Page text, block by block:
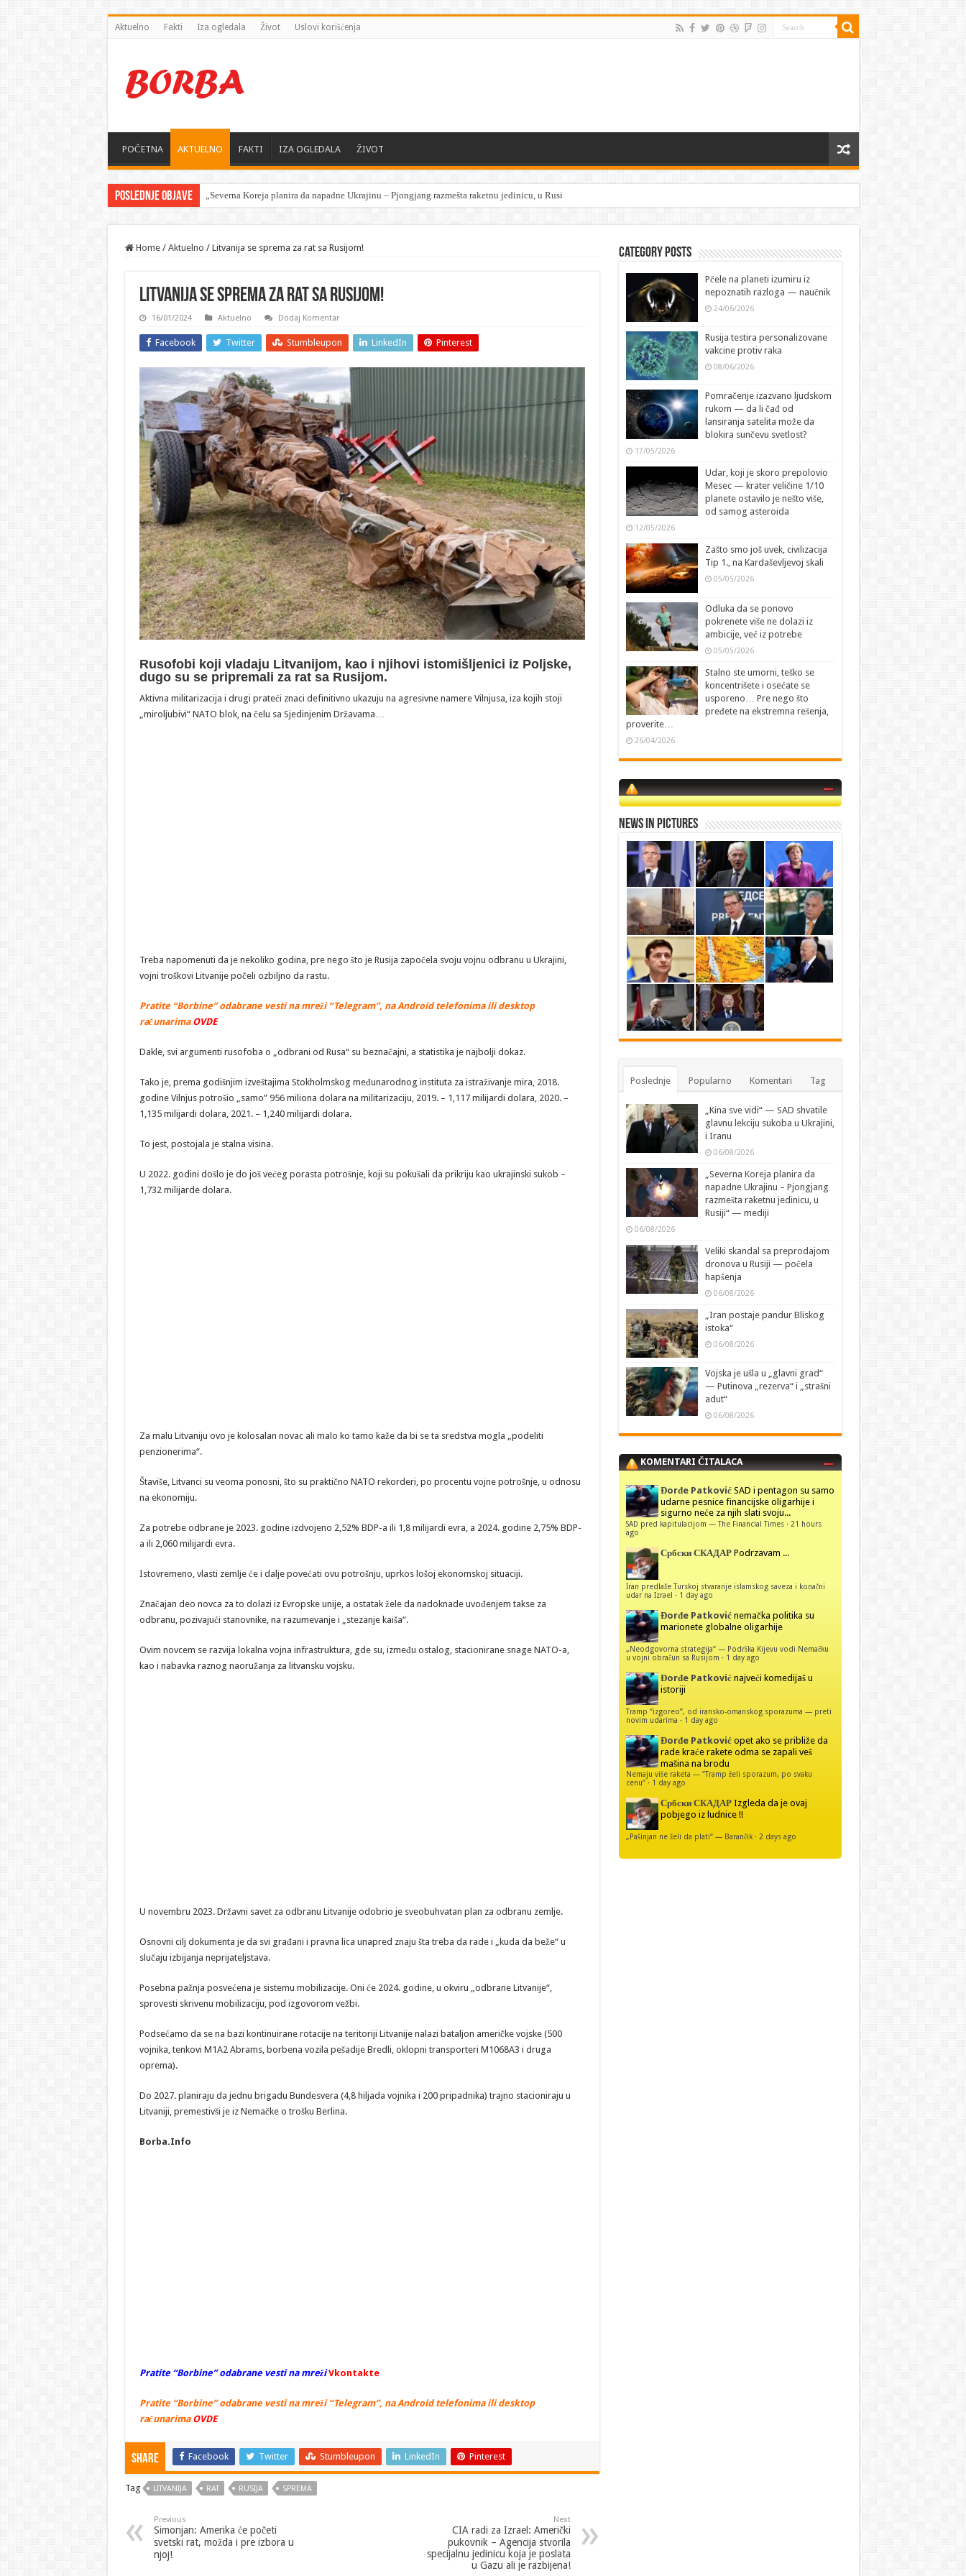
Aktuelno Fakti Iza ogledala Život Uslovi korišćenja
POČETNA AKTUELNO FAKTI IZA OGLEDALA ŽIVOT
Poslednje objave
Home / Aktuelno / Litvanija se sprema za rat sa Rusijom!
Litvanija se sprema za rat sa Rusijom!
16/01/2024 Aktuelno Dodaj Komentar
Facebook Twitter Stumbleupon LinkedIn Pinterest
Rusofobi koji vladaju Litvanijom, kao i njihovi istomišljenici iz Poljske,
dugo su se pripremali za rat sa Rusijom.
Aktivna militarizacija i drugi prateći znaci definitivno ukazuju na agresivne namere Vilnjusa, iza kojih stoji
„miroljubivi“ NATO blok, na čelu sa Sjedinjenim Državama…
Treba napomenuti da je nekoliko godina, pre nego što je Rusija započela svoju vojnu odbranu u Ukrajini,
vojni troškovi Litvanije počeli ozbiljno da rastu.
Pratite “Borbine” odabrane vesti na mreži “Telegram”, na Android telefonima ili desktop
računarima OVDE
Dakle, svi argumenti rusofoba o „odbrani od Rusa“ su beznačajni, a statistika je najbolji dokaz.
Tako je, prema godišnjim izveštajima Stokholmskog međunarodnog instituta za istraživanje mira, 2018.
godine Vilnjus potrošio „samo” 956 miliona dolara na militarizaciju, 2019. – 1,117 milijardi dolara, 2020. –
1,135 milijardi dolara, 2021. – 1,240 milijardi dolara.
To jest, postojala je stalna visina.
U 2022. godini došlo je do još većeg porasta potrošnje, koji su pokušali da prikriju kao ukrajinski sukob –
1,732 milijarde dolara.
Za malu Litvaniju ovo je kolosalan novac ali malo ko tamo kaže da bi se ta sredstva mogla „podeliti
penzionerima“.
Štaviše, Litvanci su veoma ponosni, što su praktično NATO rekorderi, po procentu vojne potrošnje, u odnosu
na ekonomiju.
Za potrebe odbrane je 2023. godine izdvojeno 2,52% BDP-a ili 1,8 milijardi evra, a 2024. godine 2,75% BDP-
a ili 2,060 milijardi evra.
Istovremeno, vlasti zemlje će i dalje povećati ovu potrošnju, uprkos lošoj ekonomskoj situaciji.
Značajan deo novca za to dolazi iz Evropske unije, a ostatak žele da nadoknade uvođenjem takse za
odbranu, pozivajući stanovnike, na razumevanje i „stezanje kaiša“.
Ovim novcem se razvija lokalna vojna infrastruktura, gde su, između ostalog, stacionirane snage NATO-a,
kao i nabavka raznog naoružanja za litvansku vojsku.
U novembru 2023. Državni savet za odbranu Litvanije odobrio je sveobuhvatan plan za odbranu zemlje.
Osnovni cilj dokumenta je da svi građani i pravna lica unapred znaju šta treba da rade i „kuda da beže“ u
slučaju izbijanja neprijateljstava.
Posebna pažnja posvećena je sistemu mobilizacije. Oni će 2024. godine, u okviru „odbrane Litvanije“,
sprovesti skrivenu mobilizaciju, pod izgovorom vežbi.
Podsećamo da se na bazi kontinuirane rotacije na teritoriji Litvanije nalazi bataljon američke vojske (500
vojnika, tenkovi M1A2 Abrams, borbena vozila pešadije Bredli, oklopni transporteri M1068A3 i druga
oprema).
Do 2027. planiraju da jednu brigadu Bundesvera (4,8 hiljada vojnika i 200 pripadnika) trajno stacioniraju u
Litvaniji, premestivši je iz Nemačke o trošku Berlina.
Borba.Info
Pratite “Borbine” odabrane vesti na mreži Vkontakte
Pratite “Borbine” odabrane vesti na mreži “Telegram”, na Android telefonima ili desktop
računarima OVDE
Share Facebook Twitter Stumbleupon LinkedIn Pinterest
Tag LITVANIJA RAT RUSIJA SPREMA
Previous
Simonjan: Amerika će početi
svetski rat, možda i pre izbora u
njoj!
Next
CIA radi za Izrael: Američki
pukovnik – Agencija stvorila
specijalnu jedinicu koja je poslata
u Gazu ali je razbijena!
Category Posts
Pčele na planeti izumiru iz
nepoznatih razloga — naučnik
24/06/2026
Rusija testira personalizovane
vakcine protiv raka
08/06/2026
Pomračenje izazvano ljudskom
rukom — da li čađ od
lansiranja satelita može da
blokira sunčevu svetlost?
17/05/2026
Udar, koji je skoro prepolovio
Mesec — krater veličine 1/10
planete ostavilo je nešto više,
od samog asteroida
12/05/2026
Zašto smo još uvek, civilizacija
Tip 1., na Kardaševljevoj skali
05/05/2026
Odluka da se ponovo
pokrenete više ne dolazi iz
ambicije, već iz potrebe
05/05/2026
Stalno ste umorni, teško se
koncentrišete i osećate se
usporeno… Pre nego što
pređete na ekstremna rešenja,
proverite…
26/04/2026
News in Pictures
Poslednje Popularno Komentari Tag
„Kina sve vidi“ — SAD shvatile
glavnu lekciju sukoba u Ukrajini,
i Iranu
06/08/2026
„Severna Koreja planira da
napadne Ukrajinu – Pjongjang
razmešta raketnu jedinicu, u
Rusiji“ — mediji
06/08/2026
Veliki skandal sa preprodajom
dronova u Rusiji — počela
hapšenja
06/08/2026
„Iran postaje pandur Bliskog
istoka“
06/08/2026
Vojska je ušla u „glavni grad“
— Putinova „rezerva“ i „strašni
adut“
06/08/2026
KOMENTARI ČITALACA
Đorđe Patković SAD i pentagon su samo
udarne pesnice financijske oligarhije i
sigurno neće za njih slati svoju...
SAD pred kapitulacijom — The Financial Times· 21 hours
ago
Србски СКАДАР Podrzavam ...
Iran predlaže Turskoj stvaranje islamskog saveza i konačni
udar na Izrael · 1 day ago
Đorđe Patković nemačka politika su
marionete globalne oligarhije
„Neodgovorna strategija“ — Podrška Kijevu vodi Nemačku
u vojni obračun sa Rusijom · 1 day ago
Đorđe Patković najveći komedijaš u
istoriji
Tramp “izgoreo”, od iransko-omanskog sporazuma — preti
novim udarima · 1 day ago
Đorđe Patković opet ako se približe da
rade kraće rakete odma se zapali veš
mašina na brodu
Nemaju više raketa — “Tramp želi sporazum, po svaku
cenu”· 1 day ago
Србски СКАДАР Izgleda da je ovaj
pobjego iz ludnice !!
„Pašinjan ne želi da plati“ — Barančik· 2 days ago